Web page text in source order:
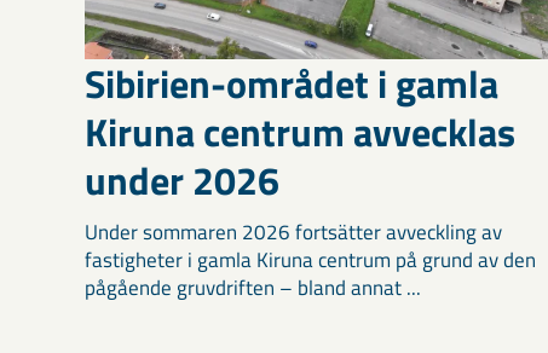
Sibirien-området i gamla
Kiruna centrum avvecklas
under 2026
Under sommaren 2026 fortsätter avveckling av
fastigheter i gamla Kiruna centrum på grund av den
pågående gruvdriften – bland annat ...